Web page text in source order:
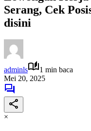
Serang, Cek
disini
adminls
1 min baca
Mei 20, 2025
×